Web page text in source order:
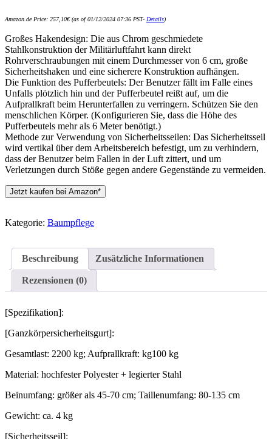
Amazon.de Price: 257,10€(as of 01/12/2024 07:36 PST- Details)
Großes Hakendesign: Die aus Chrom geschmiedete
Stahlkonstruktion der Militärluftfahrt kann direkt
Rohrverschraubungen mit einem Durchmesser von 6 cm, große
Sicherheitshaken und eine sicherere Konstruktion aufhängen.
Die Funktion des Pufferbeutels: Der Benutzer fällt im Falle eines
Unfalls plötzlich hin und der Pufferbeutel reißt auf, um die
Aufprallkraft beim Herunterfallen zu verringern. Schützen Sie den
menschlichen Körper. (Konfigurieren Sie, dass die Höhe des
Pufferbeutels mehr als 6 Meter benötigt.)
Methode zur Verwendung von Sicherheitsseilen: Das Sicherheitsseil
wird vertikal über dem Arbeitsbereich befestigt, um zu verhindern,
dass der Benutzer beim Fallen in der Luft zittert, und um
Verletzungen durch Stöße gegen andere Gegenstände zu vermeiden.
Jetzt kaufen bei Amazon*
Kategorie: Baumpflege
Beschreibung Zusätzliche Informationen
Rezensionen (0)
[Spezifikation]:
[Ganzkörpersicherheitsgurt]:
Gesamtlast: 2200 kg; Aufprallkraft: kg100 kg
Material: hochfester Polyester + legierter Stahl
Beinumfang: größer als 45-70 cm; Taillenumfang: 80-135 cm
Gewicht: ca. 4 kg
[Sicherheitsseil]: